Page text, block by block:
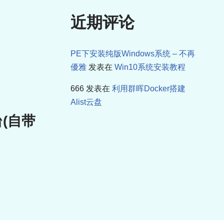
自带
近期评论
PE下安装纯版Windows系统 – 不再
優雅 发表在 Win10系统安装教程
666 发表在 利用群晖Docker搭建
Alist云盘